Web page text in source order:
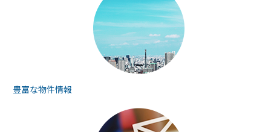
豊富な物件情報